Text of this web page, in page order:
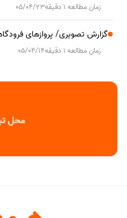
زمان مطالعه 1 دقیقه 05/04/23
گزارش تصویری/ پروازهای
زمان مطالعه 1 دقیقه 05/04/14